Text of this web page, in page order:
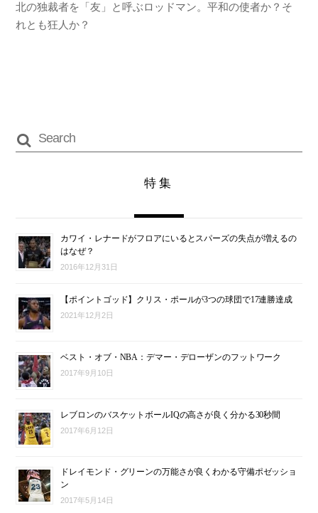
北の独裁者を「友」と呼ぶロッドマン。平和の使者か？そ
れとも狂人か？
特集
カワイ・レナードがフロアにいるとスパーズの失点が増えるの
はなぜ？
2016年12月31日
【ポイントゴッド】クリス・ポールが3つの球団で17連勝達成
2021年12月2日
ベスト・オブ・NBA：デマー・デローザンのフットワーク
2017年9月10日
レブロンのバスケットボールIQの高さが良く分かる30秒間
2017年6月12日
ドレイモンド・グリーンの万能さが良くわかる守備ポゼッショ
ン
2017年5月14日